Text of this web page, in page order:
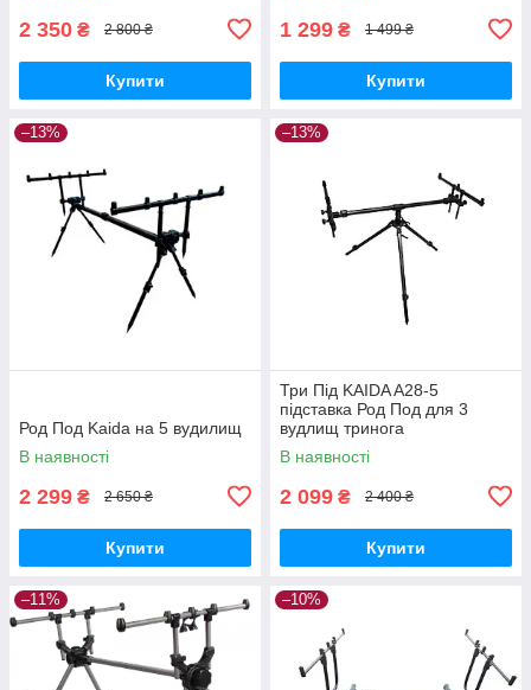
2 350 ₴ 2 800 ₴
Купити
1 299 ₴ 1 499 ₴
Купити
–13%
Род Под Kaida на 5 вудилищ
В наявності
2 299 ₴ 2 650 ₴
Купити
–13%
Три Під KAIDA A28-5
підставка Род Под для 3
вудлищ тринога
В наявності
2 099 ₴ 2 400 ₴
Купити
–11% –10%